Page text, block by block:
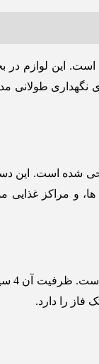
این لوازم
نگهداری
مثل رستوران ‌ها، کافه‌
فاز را دارد.